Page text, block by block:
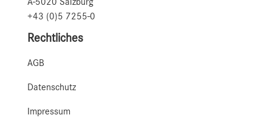
+43 (0)5 7255-0
Rechtliches
AGB
Datenschutz
Impressum